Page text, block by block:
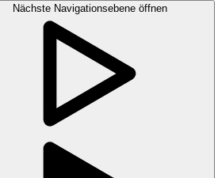
Nächste Navigationsebene öffnen